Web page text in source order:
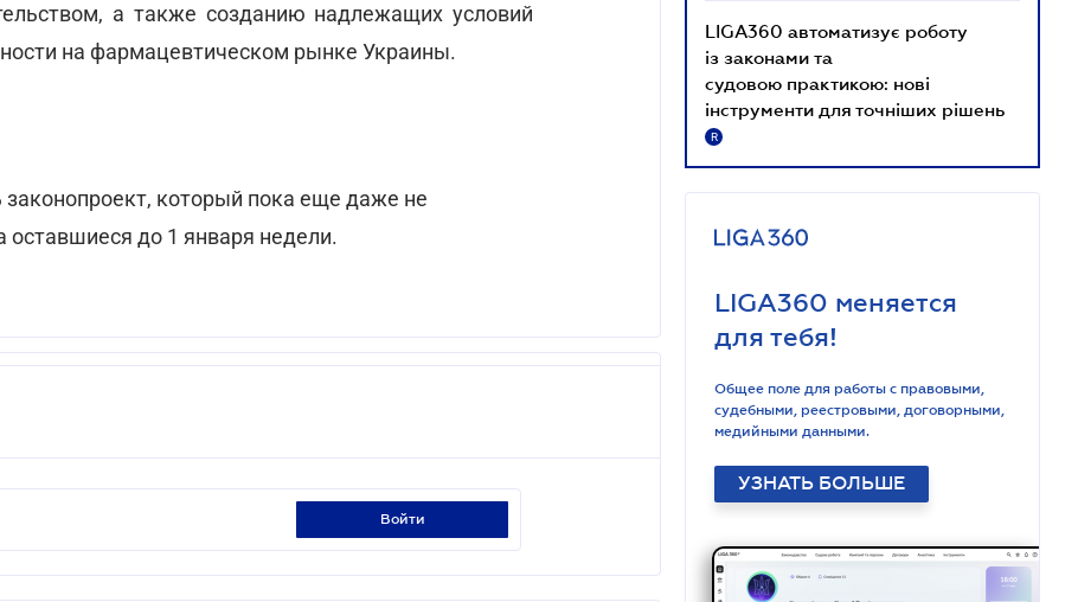
а также созданию надлежащих условий
на фармацевтическом рынке Украины.
законопроект, который пока еще даже не
оставшиеся до 1 января недели.
войти
LIGA360 автоматизує роботу
із законами та
судовою практикою: нові
інструменти для точніших рішень
R
LIGA360 меняется
для тебя!
Общее поле для работы с правовыми,
судебными, реестровыми, договорными,
медийными данными.
УЗНАТЬ БОЛЬШЕ